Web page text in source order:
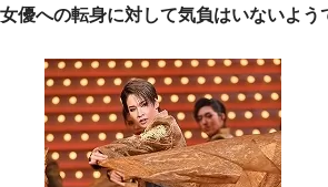
女優への転身に対して気負はいないよう